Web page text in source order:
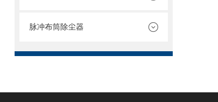
脉冲布筒除尘器